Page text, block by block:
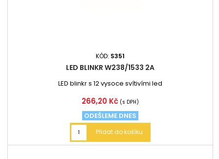
KÓD: S351
LED BLINKR W238/1533 2A
LED blinkr s 12 vysoce svítivími led
Cena
266,20 Kč (s DPH)
ODEŠLEME DNES
Přidat do košíku